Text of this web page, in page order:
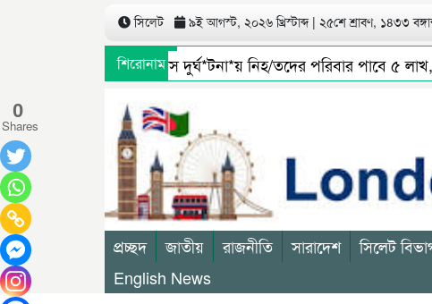
সিলেট ৯ই আগস্ট, ২০২৬ খ্রিস্টাব্দ | ২৫শে শ্রাবণ, ১৪৩৩
শিরোনাম
সিলেটে বাস দুর্ঘ*টনা*য় নিহ/তদের পরিবার পাবে ৫ লাখ,
জৈন্তাপুর সারী ৩ বালু মহালে অবৈধ ভাবে বালু উত্তোলনের
প্রচ্ছদ জাতীয় রাজনীতি সারাদেশ সিলেট
English News
0
Shares